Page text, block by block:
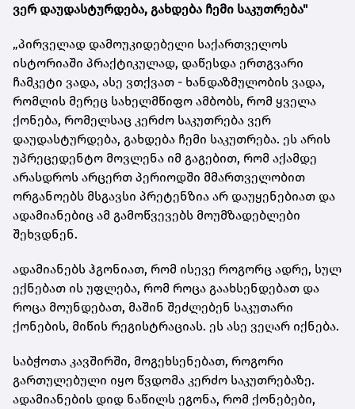
ვერ დაუდასტურდება, გახდება ჩემი საკუთრება"
„პირველად დამოუკიდებელი საქართველოს
ისტორიაში პრაქტიკულად, დაწესდა ერთგვარი
ჩამკეტი ვადა, ასე ვთქვათ - ხანდაზმულობის ვადა,
რომლის მერეც სახელმწიფო ამბობს, რომ ყველა
ქონება, რომელსაც კერძო საკუთრება ვერ
დაუდასტურდება, გახდება ჩემი საკუთრება. ეს არის
უპრეცედენტო მოვლენა იმ გაგებით, რომ აქამდე
არასდროს არცერთ პერიოდში მმართველობით
ორგანოებს მსგავსი პრეტენზია არ დაუყენებიათ და
ადამიანებიც ამ გამოწვევებს მოუმზადებლები
შეხვდნენ.
ადამიანებს ჰგონიათ, რომ ისევე როგორც ადრე, სულ
ექნებათ ის უფლება, რომ როცა გაახსენდებათ და
როცა მოუნდებათ, მაშინ შეძლებენ საკუთარი
ქონების, მიწის რეგისტრაციას. ეს ასე ვეღარ იქნება.
საბჭოთა კავშირში, მოგეხსენებათ, როგორი
გართულებული იყო წვდომა კერძო საკუთრებაზე.
ადამიანების დიდ ნაწილს ეგონა, რომ ქონებები,